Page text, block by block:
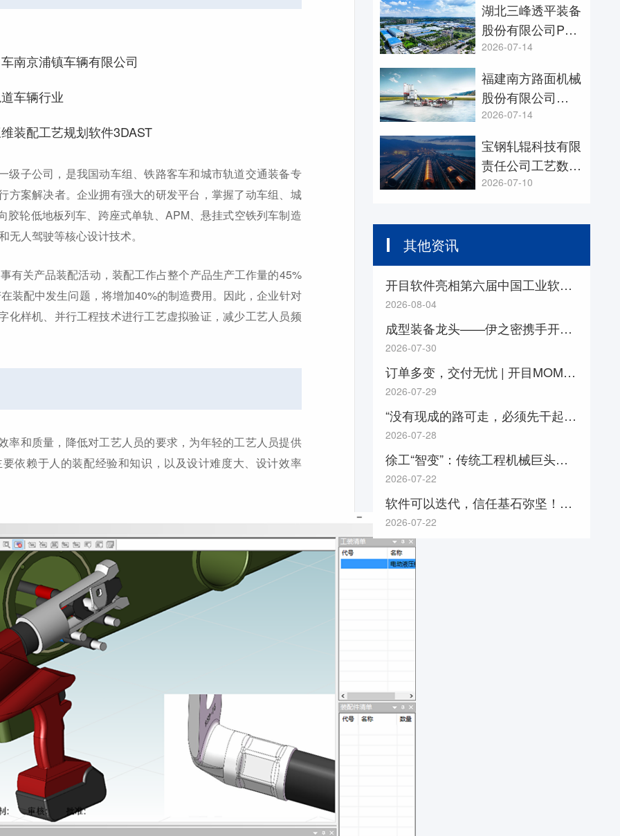
南京浦镇车辆有限公司
车辆行业
装配工艺规划软件3DAST
公司，是我国动车组、铁路客车和城市轨道交通装备专
方案解决者。企业拥有强大的研发平台，掌握了动车组、城
轮低地板列车、跨座式单轨、APM、悬挂式空铁列车制造
人驾驶等核心设计技术。
关产品装配活动，装配工作占整个产品生产工作量的45%
装配中发生问题，将增加40%的制造费用。因此，企业针对
化样机、并行工程技术进行工艺虚拟验证，减少工艺人员频
质量，降低对工艺人员的要求，为年轻的工艺人员提供
依赖于人的装配经验和知识，以及设计难度大、设计效率
湖北三峰透平装备
股份有限公司PLM
信息系统项目
2026-07-14
福建南方路面机械
股份有限公司
3DAST项目
2026-07-14
宝钢轧辊科技有限
责任公司工艺数字
化设计项目
2026-07-10
其他资讯
开目软件亮相第六届中国工业软件大会，共探“工业软件+ AI”融合创新之道
2026-08-04
成型装备龙头——伊之密携手开目 3DDFM 从设计源头降本增效
2026-07-30
订单多变，交付无忧 | 开目MOM四步法稳控多品种定制化生产节奏
2026-07-29
“没有现成的路可走，必须先干起来”（产业里的年轻人）
2026-07-28
徐工“智变”：传统工程机械巨头的数字化崛起之路！
2026-07-22
软件可以迭代，信任基石弥坚！国机重工常林公司&开目软件PLM合作再起新征程
2026-07-22